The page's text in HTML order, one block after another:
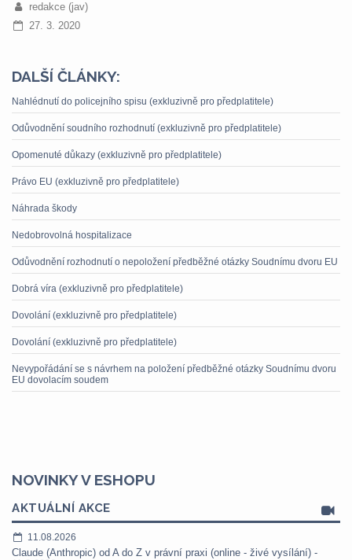
redakce (jav)
27. 3. 2020
DALŠÍ ČLÁNKY:
Nahlédnutí do policejního spisu (exkluzivně pro předplatitele)
Odůvodnění soudního rozhodnutí (exkluzivně pro předplatitele)
Opomenuté důkazy (exkluzivně pro předplatitele)
Právo EU (exkluzivně pro předplatitele)
Náhrada škody
Nedobrovolná hospitalizace
Odůvodnění rozhodnutí o nepoložení předběžné otázky Soudnímu dvoru EU
Dobrá víra (exkluzivně pro předplatitele)
Dovolání (exkluzivně pro předplatitele)
Dovolání (exkluzivně pro předplatitele)
Nevypořádání se s návrhem na položení předběžné otázky Soudnímu dvoru
EU dovolacím soudem
NOVINKY V ESHOPU
AKTUÁLNÍ AKCE
11.08.2026
Claude (Anthropic) od A do Z v právní praxi (online - živé vysílání) -